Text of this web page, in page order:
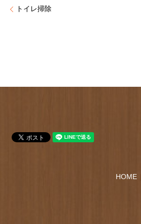
トイレ掃除
HOME